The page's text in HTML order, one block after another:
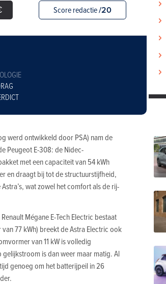
Score redactie/20
werd ontwikkeld door PSA) nam de
Peugeot E-308: de Nidec-
met een capaciteit van 54 kWh
en draagt bij tot de structuurstijfheid,
wat zowel het comfort als de rij­
Mégane E-Tech Electric bestaat
77 kWh) breekt de Astra Electric ook
van 11 kW is volledig
is dan weer maar matig. Al
genoeg om het batterijpeil in 26